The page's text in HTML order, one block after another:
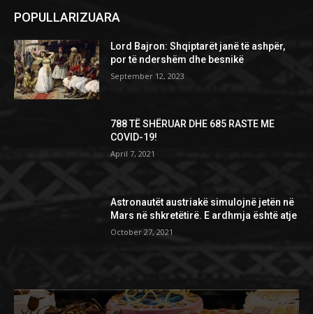
POPULLARIZUARA
Lord Bajron: Shqiptarët janë të ashpër,
por të ndershëm dhe besnikë
September 12, 2023
788 TË SHËRUAR DHE 685 RASTE ME
COVID-19!
April 7, 2021
Astronautët austriakë simulojnë jetën në
Mars në shkretëtirë. E ardhmja është atje
October 27, 2021